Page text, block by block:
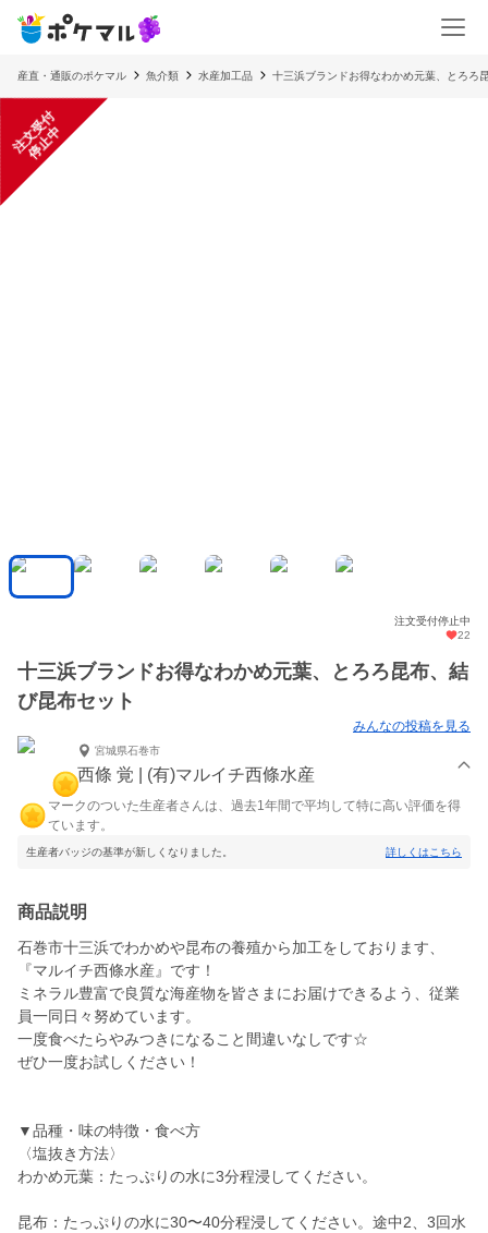
産直・通販のポケマル 魚介類 水産加工品 十三浜ブランドお得なわかめ元葉、とろろ
注
文
受
付
停
止
中
注文受付停止中
22
十三浜ブランドお得なわかめ元葉、とろろ昆布、結
び昆布セット
みんなの投稿を見る
宮城県石巻市
西條 覚 | (有)マルイチ西條水産
マークのついた生産者さんは、過去1年間で平均して特に高い評価を得
ています。
生産者バッジの基準が新しくなりました。 詳しくはこちら
商品説明
石巻市十三浜でわかめや昆布の養殖から加工をしております、
『マルイチ西條水産』です！
ミネラル豊富で良質な海産物を皆さまにお届けできるよう、従業
員一同日々努めています。
一度食べたらやみつきになること間違いなしです☆
ぜひ一度お試しください！
▼品種・味の特徴・食べ方
〈塩抜き方法〉
わかめ元葉：たっぷりの水に3分程浸してください。
昆布：たっぷりの水に30〜40分程浸してください。途中2、3回水